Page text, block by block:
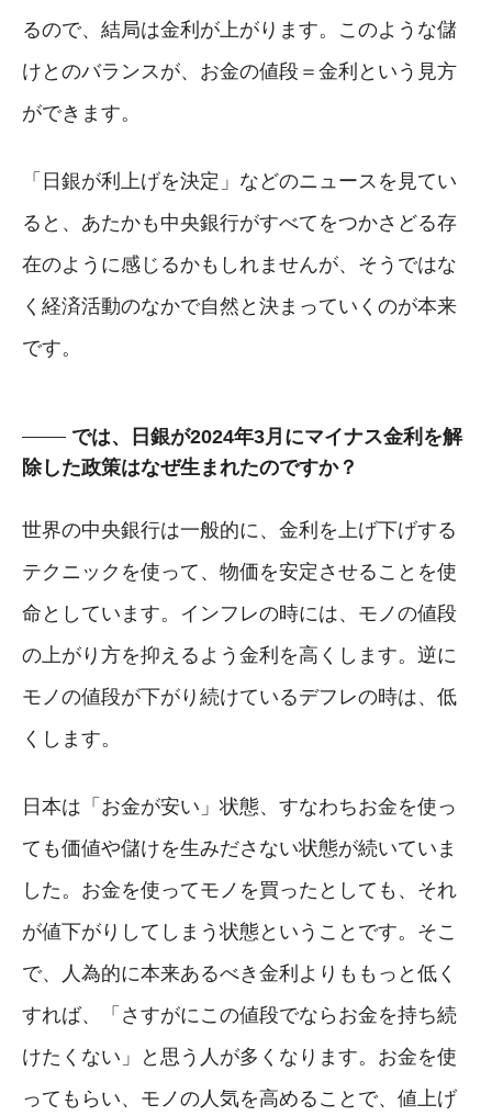
るので、結局は金利が上がります。このような儲
けとのバランスが、お金の値段＝金利という見方
ができます。
「日銀が利上げを決定」などのニュースを見てい
ると、あたかも中央銀行がすべてをつかさどる存
在のように感じるかもしれませんが、そうではな
く経済活動のなかで自然と決まっていくのが本来
です。
では、日銀が2024年3月にマイナス金利を解
除した政策はなぜ生まれたのですか？
世界の中央銀行は一般的に、金利を上げ下げする
テクニックを使って、物価を安定させることを使
命としています。インフレの時には、モノの値段
の上がり方を抑えるよう金利を高くします。逆に
モノの値段が下がり続けているデフレの時は、低
くします。
日本は「お金が安い」状態、すなわちお金を使っ
ても価値や儲けを生みださない状態が続いていま
した。お金を使ってモノを買ったとしても、それ
が値下がりしてしまう状態ということです。そこ
で、人為的に本来あるべき金利よりももっと低く
すれば、「さすがにこの値段でならお金を持ち続
けたくない」と思う人が多くなります。お金を使
ってもらい、モノの人気を高めることで、値上げ